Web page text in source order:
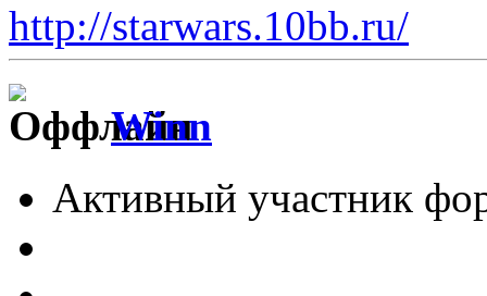
http://starwars.10bb.ru/
Winn
Активный участник